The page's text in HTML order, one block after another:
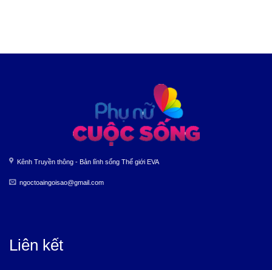
Kênh Truyền thông - Bản lĩnh sống Thế giới EVA
ngoctoaingoisao@gmail.com
Liên kết